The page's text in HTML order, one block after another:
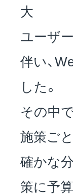
大
ユーザ
伴い、
した。
その中
施策ご
確かな
策に予